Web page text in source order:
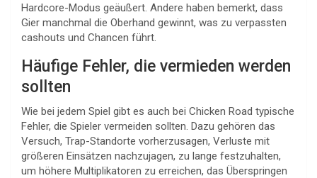
Hardcore-Modus geäußert. Andere haben bemerkt, dass
Gier manchmal die Oberhand gewinnt, was zu verpassten
cashouts und Chancen führt.
Häufige Fehler, die vermieden werden
sollten
Wie bei jedem Spiel gibt es auch bei Chicken Road typische
Fehler, die Spieler vermeiden sollten. Dazu gehören das
Versuch, Trap-Standorte vorherzusagen, Verluste mit
größeren Einsätzen nachzujagen, zu lange festzuhalten,
um höhere Multiplikatoren zu erreichen, das Überspringen